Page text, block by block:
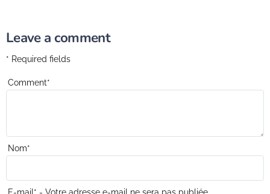
Leave a comment
* Required fields
Comment*
Nom*